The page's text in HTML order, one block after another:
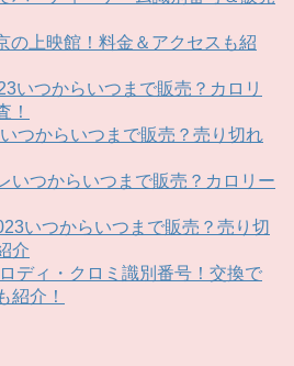
の上映館！料金＆アクセスも紹
いつからいつまで販売？カロリ
！
つからいつまで販売？売り切れ
いつからいつまで販売？カロリー
いつからいつまで販売？売り切
介
ディ・クロミ識別番号！交換で
紹介！